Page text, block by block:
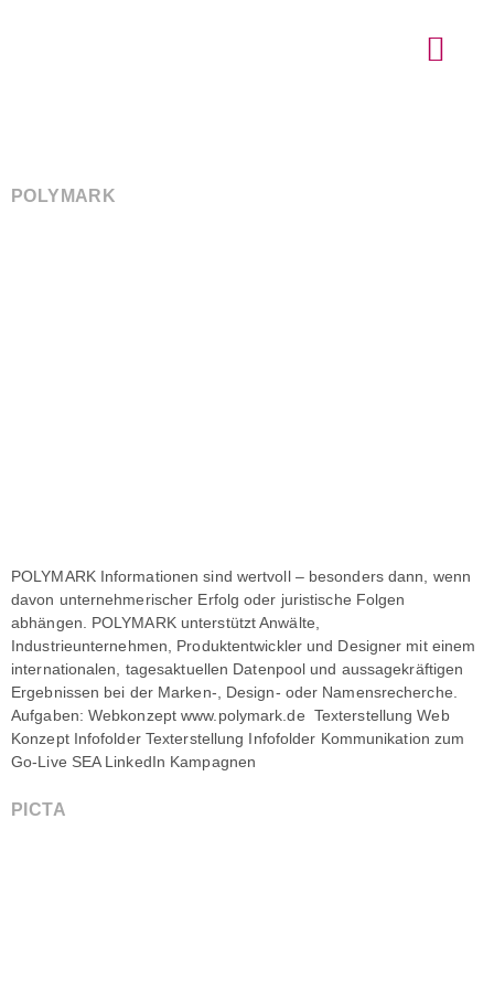
POLYMARK
POLYMARK Informationen sind wertvoll – besonders dann, wenn
davon unternehmerischer Erfolg oder juristische Folgen
abhängen. POLYMARK unterstützt Anwälte,
Industrieunternehmen, Produktentwickler und Designer mit einem
internationalen, tagesaktuellen Datenpool und aussagekräftigen
Ergebnissen bei der Marken-, Design- oder Namensrecherche.
Aufgaben: Webkonzept www.polymark.de Texterstellung Web
Konzept Infofolder Texterstellung Infofolder Kommunikation zum
Go-Live SEA LinkedIn Kampagnen
PICTA